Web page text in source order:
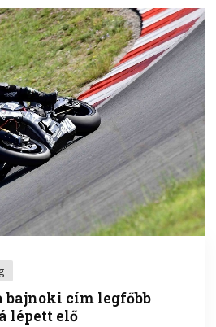
bajnoki cím legfőbb
lépett elő